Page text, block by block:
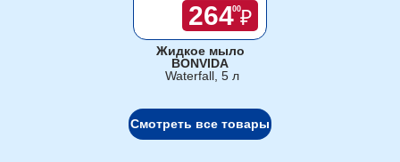
26400₽
Жидкое мыло
BONVIDA
Waterfall, 5 л
Смотреть все товары